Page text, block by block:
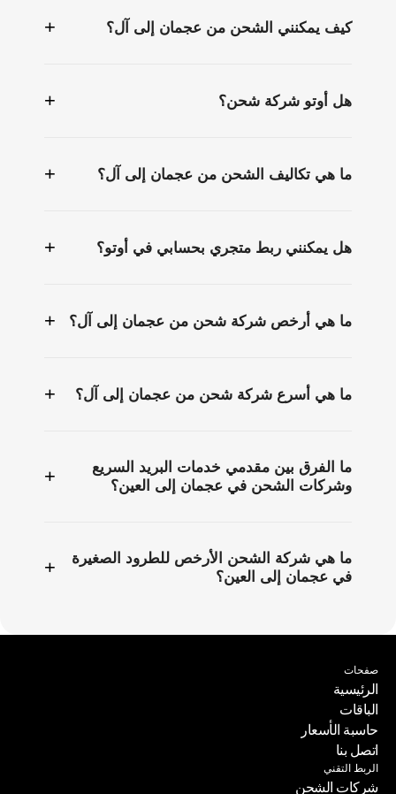
كيف يمكنني الشحن من عجمان إلى آل؟ +
هل أوتو شركة شحن؟ +
ما هي تكاليف الشحن من عجمان إلى آل؟ +
هل يمكنني ربط متجري بحسابي في أوتو؟ +
ما هي أرخص شركة شحن من عجمان إلى آل؟ +
ما هي أسرع شركة شحن من عجمان إلى آل؟ +
ما الفرق بين مقدمي خدمات البريد السريع
وشركات الشحن في عجمان إلى العين؟
+
ما هي شركة الشحن الأرخص للطرود الصغيرة
في عجمان إلى العين؟
+
صفحات
الرئيسية
الرئيسية
الباقات
الباقات
حاسبة الأسعار
حاسبة الأسعار
اتصل بنا
اتصل بنا
الربط التقني
شركات الشحن